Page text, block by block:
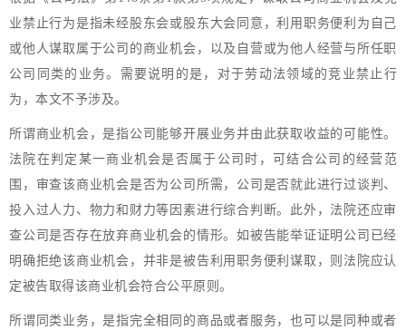
业禁止行为是指未经股东会或股东大会同意，利用职务便利为自己
或他人谋取属于公司的商业机会，以及自营或为他人经营与所任职
公司同类的业务。需要说明的是，对于劳动法领域的竞业禁止行
为，本文不予涉及。
所谓商业机会，是指公司能够开展业务并由此获取收益的可能性。
法院在判定某一商业机会是否属于公司时，可结合公司的经营范
围，审查该商业机会是否为公司所需，公司是否就此进行过谈判、
投入过人力、物力和财力等因素进行综合判断。此外，法院还应审
查公司是否存在放弃商业机会的情形。如被告能举证证明公司已经
明确拒绝该商业机会，并非是被告利用职务便利谋取，则法院应认
定被告取得该商业机会符合公平原则。
所谓同类业务，是指完全相同的商品或者服务，也可以是同种或者